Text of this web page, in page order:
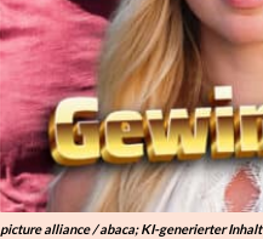
picture alliance / abaca; KI-generierter Inhalt